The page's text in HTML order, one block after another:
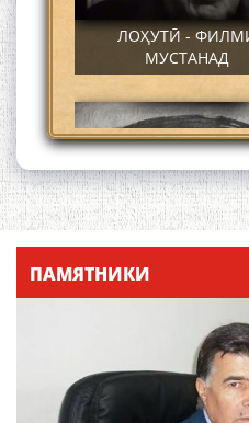
ЛОҲУТӢ -
МУСТАНАД
Қадамҷо -
ПАМЯТНИКИ